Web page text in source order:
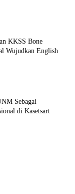
KKSS Bone
Wujudkan English
Sebagai
di Kasetsart